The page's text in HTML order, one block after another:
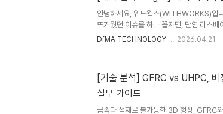
질문은 프로젝트 전반을 관통하는 핵심 과
안녕하세요, 위드웍스(WITHWORKS)입
뜨거웠던 이슈를 하나 꼽자면, 단연 라스
(The Sphere)'일 것입니다. 단순한 공연
건축물이 어떻게 불가능해 보이는 건축물
분석하고 그 인사이트를 공유하려고 합
DfMA TECHNOLOGY 2026.04.21
[기술 분석] GFRC vs UHPC, 비
실무 가이드
금속과 석재로 불가능한 3D 형상, GFRC